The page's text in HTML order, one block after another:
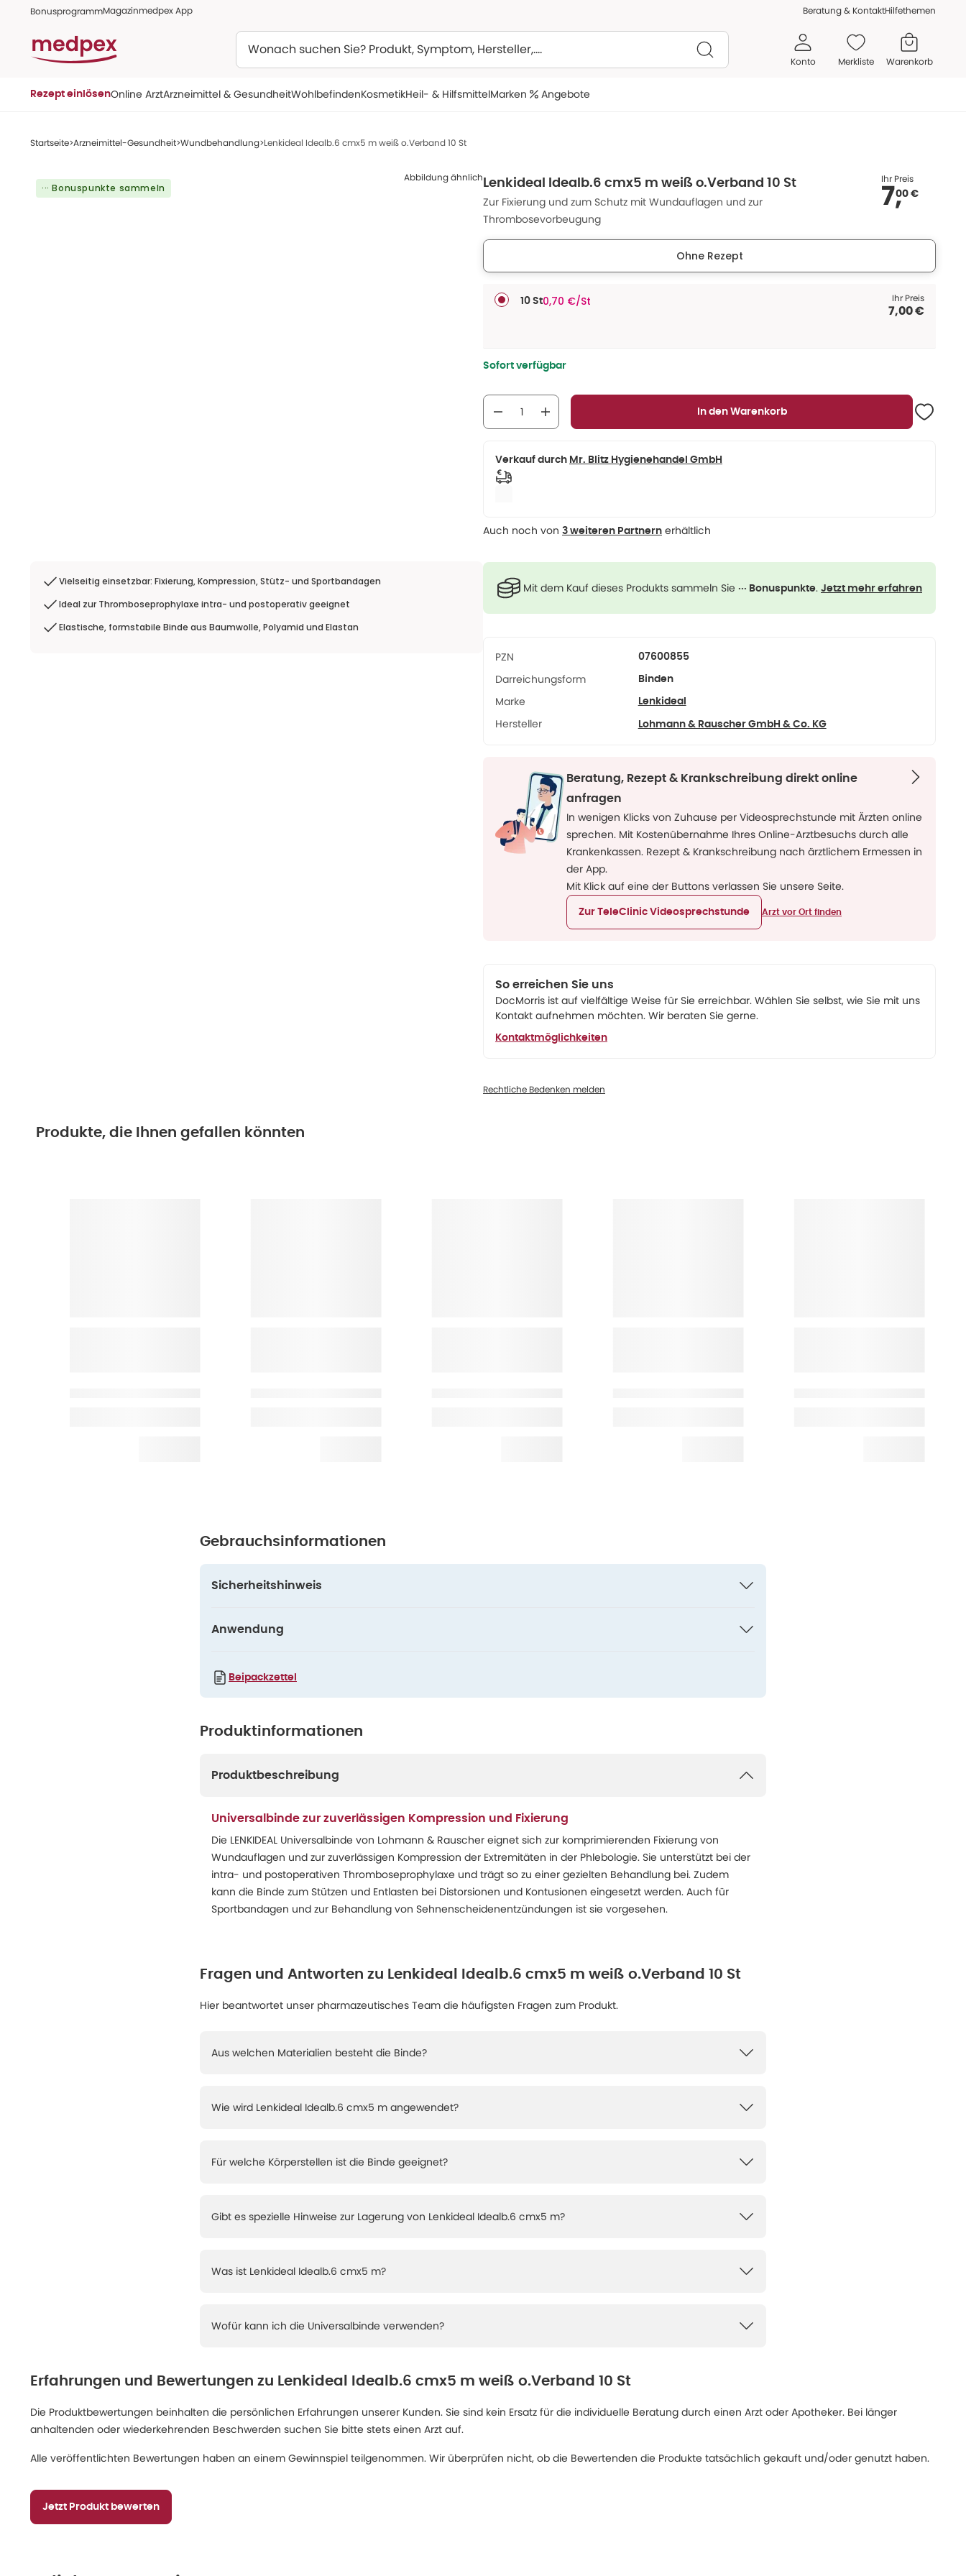
BonusprogrammMagazinmedpex App Beratung & KontaktHilfethemen
Konto Merkliste Warenkorb
Rezept einlösenOnline ArztArzneimittel & GesundheitWohlbefindenKosmetikHeil- & HilfsmittelMarken Angebote
Startseite Arzneimittel-Gesundheit Wundbehandlung Lenkideal Idealb.6 cmx5 m weiß o.Verband 10 St
··· Bonuspunkte sammeln
Abbildung ähnlich
Vielseitig einsetzbar: Fixierung, Kompression, Stütz- und Sportbandagen
Ideal zur Thromboseprophylaxe intra- und postoperativ geeignet
Elastische, formstabile Binde aus Baumwolle, Polyamid und Elastan
Lenkideal Idealb.6 cmx5 m weiß o.Verband 10 St
Zur Fixierung und zum Schutz mit Wundauflagen und zur
Thrombosevorbeugung
Ihr Preis
7,00 €
Ohne Rezept
10 St0,70 €/St Ihr Preis
7,00 €
Sofort verfügbar
In den Warenkorb
Verkauf durch Mr. Blitz Hygienehandel GmbH
Auch noch von 3 weiteren Partnern erhältlich
Mit dem Kauf dieses Produkts sammeln Sie ··· Bonuspunkte. Jetzt mehr erfahren
PZN 07600855
Darreichungsform Binden
Marke Lenkideal
Hersteller Lohmann & Rauscher GmbH & Co. KG
Beratung, Rezept & Krankschreibung direkt online
anfragen
In wenigen Klicks von Zuhause per Videosprechstunde mit Ärzten online
sprechen. Mit Kostenübernahme Ihres Online-Arztbesuchs durch alle
Krankenkassen. Rezept & Krankschreibung nach ärztlichem Ermessen in
der App.
Mit Klick auf eine der Buttons verlassen Sie unsere Seite.
Zur TeleClinic Videosprechstunde Arzt vor Ort finden
So erreichen Sie uns
DocMorris ist auf vielfältige Weise für Sie erreichbar. Wählen Sie selbst, wie Sie mit uns
Kontakt aufnehmen möchten. Wir beraten Sie gerne.
Kontaktmöglichkeiten
Rechtliche Bedenken melden
Produkte, die Ihnen gefallen könnten
Gebrauchsinformationen
Sicherheitshinweis
Anwendung
Beipackzettel
Produktinformationen
Produktbeschreibung
Universalbinde zur zuverlässigen Kompression und Fixierung
Die LENKIDEAL Universalbinde von Lohmann & Rauscher eignet sich zur komprimierenden Fixierung von
Wundauflagen und zur zuverlässigen Kompression der Extremitäten in der Phlebologie. Sie unterstützt bei der
intra- und postoperativen Thromboseprophylaxe und trägt so zu einer gezielten Behandlung bei. Zudem
kann die Binde zum Stützen und Entlasten bei Distorsionen und Kontusionen eingesetzt werden. Auch für
Sportbandagen und zur Behandlung von Sehnenscheidenentzündungen ist sie vorgesehen.
Fragen und Antworten zu Lenkideal Idealb.6 cmx5 m weiß o.Verband 10 St
Hier beantwortet unser pharmazeutisches Team die häufigsten Fragen zum Produkt.
Aus welchen Materialien besteht die Binde?
Wie wird Lenkideal Idealb.6 cmx5 m angewendet?
Für welche Körperstellen ist die Binde geeignet?
Gibt es spezielle Hinweise zur Lagerung von Lenkideal Idealb.6 cmx5 m?
Was ist Lenkideal Idealb.6 cmx5 m?
Wofür kann ich die Universalbinde verwenden?
Erfahrungen und Bewertungen zu Lenkideal Idealb.6 cmx5 m weiß o.Verband 10 St
Die Produktbewertungen beinhalten die persönlichen Erfahrungen unserer Kunden. Sie sind kein Ersatz für die individuelle Beratung durch einen Arzt oder Apotheker. Bei länger
anhaltenden oder wiederkehrenden Beschwerden suchen Sie bitte stets einen Arzt auf.
Alle veröffentlichten Bewertungen haben an einem Gewinnspiel teilgenommen. Wir überprüfen nicht, ob die Bewertenden die Produkte tatsächlich gekauft und/oder genutzt haben.
Jetzt Produkt bewerten